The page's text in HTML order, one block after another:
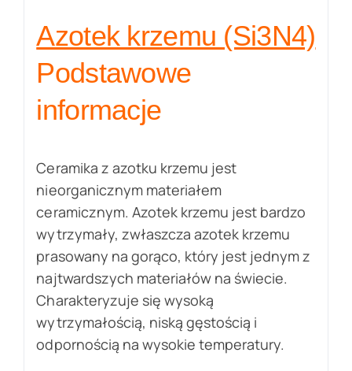
Azotek krzemu (Si3N4)
Podstawowe
informacje
Ceramika z azotku krzemu jest
nieorganicznym materiałem
ceramicznym. Azotek krzemu jest bardzo
wytrzymały, zwłaszcza azotek krzemu
prasowany na gorąco, który jest jednym z
najtwardszych materiałów na świecie.
Charakteryzuje się wysoką
wytrzymałością, niską gęstością i
odpornością na wysokie temperatury.